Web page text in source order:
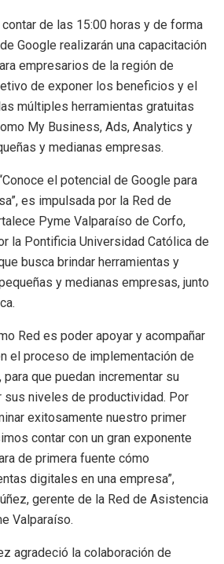
de las 15:00 horas y de forma
Google realizarán una capacitación
empresarios de la región de
de exponer los beneficios y el
múltiples herramientas gratuitas
My Business, Ads, Analytics y
y medianas empresas.
el potencial de Google para
es impulsada por la Red de
Pyme Valparaíso de Corfo,
la Pontificia Universidad Católica de
busca brindar herramientas y
y medianas empresas, junto
Red es poder apoyar y acompañar
el proceso de implementación de
que puedan incrementar su
sus niveles de productividad. Por
exitosamente nuestro primer
contar con un gran exponente
de primera fuente cómo
digitales en una empresa”,
gerente de la Red de Asistencia
Valparaíso.
agradeció la colaboración de